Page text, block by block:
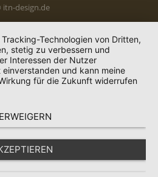
design.de
Technologien von Dritten,
stetig zu verbessern und
Interessen der Nutzer
und kann meine
für die Zukunft widerrufen